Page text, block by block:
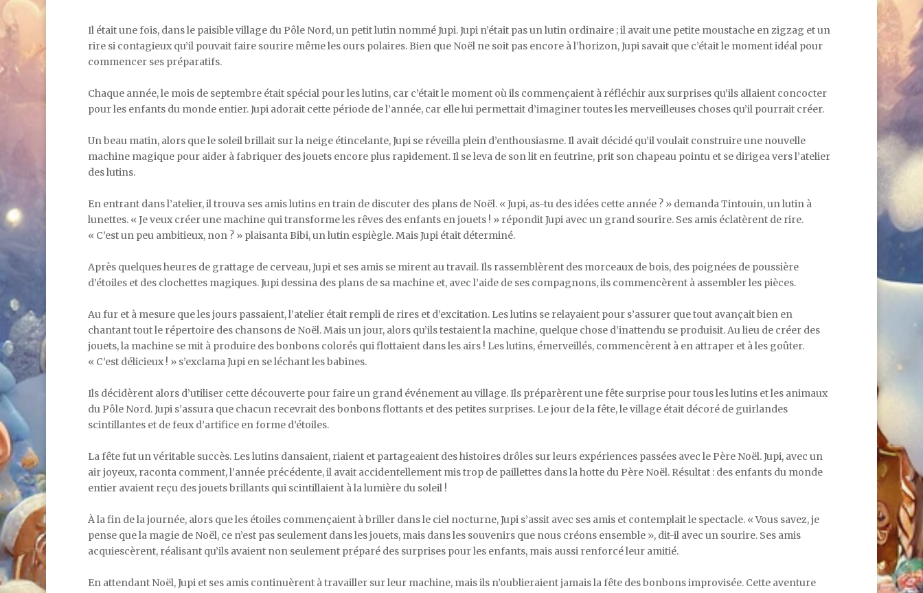
Il était une fois, dans le paisible village du Pôle Nord, un petit lutin nommé Jupi. Jupi n’était pas un lutin ordinaire ; il avait une petite moustache en zigzag et un
rire si contagieux qu’il pouvait faire sourire même les ours polaires. Bien que Noël ne soit pas encore à l’horizon, Jupi savait que c’était le moment idéal pour
commencer ses préparatifs.
Chaque année, le mois de septembre était spécial pour les lutins, car c’était le moment où ils commençaient à réfléchir aux surprises qu’ils allaient concocter
pour les enfants du monde entier. Jupi adorait cette période de l’année, car elle lui permettait d’imaginer toutes les merveilleuses choses qu’il pourrait créer.
Un beau matin, alors que le soleil brillait sur la neige étincelante, Jupi se réveilla plein d’enthousiasme. Il avait décidé qu’il voulait construire une nouvelle
machine magique pour aider à fabriquer des jouets encore plus rapidement. Il se leva de son lit en feutrine, prit son chapeau pointu et se dirigea vers l’atelier
des lutins.
En entrant dans l’atelier, il trouva ses amis lutins en train de discuter des plans de Noël. « Jupi, as-tu des idées cette année ? » demanda Tintouin, un lutin à
lunettes. « Je veux créer une machine qui transforme les rêves des enfants en jouets ! » répondit Jupi avec un grand sourire. Ses amis éclatèrent de rire.
« C’est un peu ambitieux, non ? » plaisanta Bibi, un lutin espiègle. Mais Jupi était déterminé.
Après quelques heures de grattage de cerveau, Jupi et ses amis se mirent au travail. Ils rassemblèrent des morceaux de bois, des poignées de poussière
d’étoiles et des clochettes magiques. Jupi dessina des plans de sa machine et, avec l’aide de ses compagnons, ils commencèrent à assembler les pièces.
Au fur et à mesure que les jours passaient, l’atelier était rempli de rires et d’excitation. Les lutins se relayaient pour s’assurer que tout avançait bien en
chantant tout le répertoire des chansons de Noël. Mais un jour, alors qu’ils testaient la machine, quelque chose d’inattendu se produisit. Au lieu de créer des
jouets, la machine se mit à produire des bonbons colorés qui flottaient dans les airs ! Les lutins, émerveillés, commencèrent à en attraper et à les goûter.
« C’est délicieux ! » s’exclama Jupi en se léchant les babines.
Ils décidèrent alors d’utiliser cette découverte pour faire un grand événement au village. Ils préparèrent une fête surprise pour tous les lutins et les animaux
du Pôle Nord. Jupi s’assura que chacun recevrait des bonbons flottants et des petites surprises. Le jour de la fête, le village était décoré de guirlandes
scintillantes et de feux d’artifice en forme d’étoiles.
La fête fut un véritable succès. Les lutins dansaient, riaient et partageaient des histoires drôles sur leurs expériences passées avec le Père Noël. Jupi, avec un
air joyeux, raconta comment, l’année précédente, il avait accidentellement mis trop de paillettes dans la hotte du Père Noël. Résultat : des enfants du monde
entier avaient reçu des jouets brillants qui scintillaient à la lumière du soleil !
À la fin de la journée, alors que les étoiles commençaient à briller dans le ciel nocturne, Jupi s’assit avec ses amis et contemplait le spectacle. « Vous savez, je
pense que la magie de Noël, ce n’est pas seulement dans les jouets, mais dans les souvenirs que nous créons ensemble », dit-il avec un sourire. Ses amis
acquiescèrent, réalisant qu’ils avaient non seulement préparé des surprises pour les enfants, mais aussi renforcé leur amitié.
En attendant Noël, Jupi et ses amis continuèrent à travailler sur leur machine, mais ils n’oublieraient jamais la fête des bonbons improvisée. Cette aventure